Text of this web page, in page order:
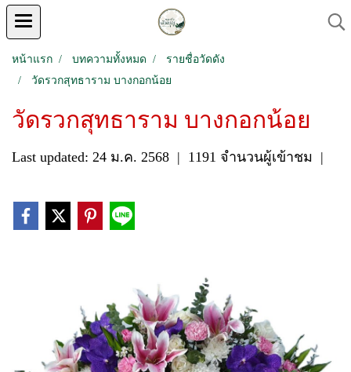
หน้าแรก บทความทั้งหมด
รายชื่อวัดดัง
วัดรวกสุทธาราม บางกอกน้อย
วัดรวกสุทธาราม บางกอกน้อย
Last updated: 24 ม.ค. 2568 | 1191 จำนวนผู้เข้าชม |